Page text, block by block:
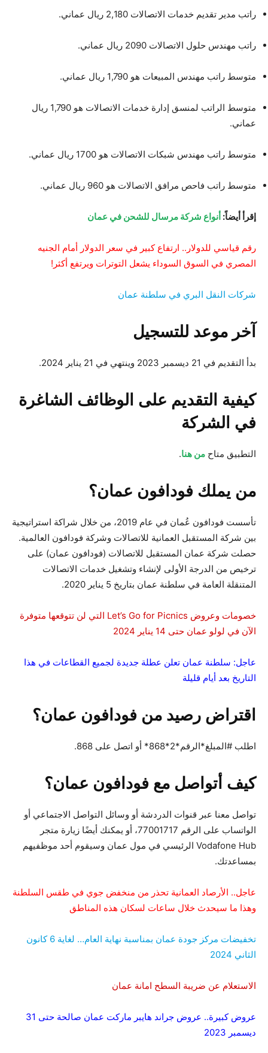
راتب مدير تقديم خدمات الاتصالات 2,180 ريال عماني.
راتب مهندس حلول الاتصالات 2090 ريال عماني.
متوسط ​​راتب مهندس المبيعات هو 1,790 ريال عماني.
متوسط ​​الراتب لمنسق إدارة خدمات الاتصالات هو 1,790 ريال
عماني.
متوسط ​​راتب مهندس شبكات الاتصالات هو 1700 ريال عماني.
متوسط ​​راتب فاحص مرافق الاتصالات هو 960 ريال عماني.
إقرأ أيضاً: أنواع شركة مرسال للشحن في عمان
رقم قياسي للدولار.. ارتفاع كبير في سعر الدولار أمام الجنيه
المصري في السوق السوداء يشعل التوترات ويرتفع أكثر!
شركات النقل البري في سلطنة عمان
آخر موعد للتسجيل
بدأ التقديم في 21 ديسمبر 2023 وينتهي في 21 يناير 2024.
كيفية التقديم على الوظائف الشاغرة
في الشركة
التطبيق متاح من هنا.
من يملك فودافون عمان؟
تأسست فودافون عُمان في عام 2019، من خلال شراكة استراتيجية
بين شركة المستقبل العمانية للاتصالات وشركة فودافون العالمية.
حصلت شركة عمان المستقبل للاتصالات (فودافون عمان) على
ترخيص من الدرجة الأولى لإنشاء وتشغيل خدمات الاتصالات
المتنقلة العامة في سلطنة عمان بتاريخ 5 يناير 2020.
خصومات وعروض Let’s Go for Picnics التي لن تتوقعها متوفرة
الآن في لولو عمان حتى 14 يناير 2024
عاجل: سلطنة عمان تعلن عطلة جديدة لجميع القطاعات في هذا
التاريخ بعد أيام قليلة
اقتراض رصيد من فودافون عمان؟
اطلب #المبلغ*الرقم*2*868* أو اتصل على 868.
كيف أتواصل مع فودافون عمان؟
تواصل معنا عبر قنوات الدردشة أو وسائل التواصل الاجتماعي أو
الواتساب على الرقم 77001717، أو يمكنك أيضًا زيارة متجر
Vodafone Hub الرئيسي في مول عمان وسيقوم أحد موظفيهم
بمساعدتك.
عاجل.. الأرصاد العمانية تحذر من منخفض جوي في طقس السلطنة
وهذا ما سيحدث خلال ساعات لسكان هذه المناطق
تخفيضات مركز جودة عمان بمناسبة نهاية العام… لغاية 6 كانون
الثاني 2024
الاستعلام عن ضريبة السطح امانة عمان
عروض كبيرة.. عروض جراند هايبر ماركت عمان صالحة حتى 31
ديسمبر 2023